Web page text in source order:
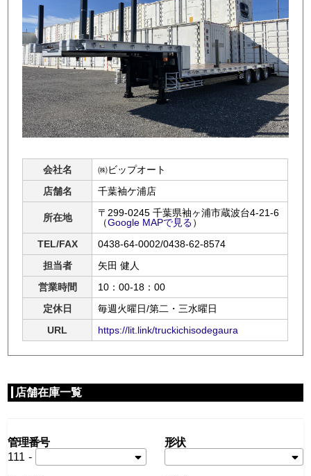
会社名
㈱ビップオート
店舗名
千葉袖ケ浦店
所在地
〒299-0245 千葉県袖ヶ浦市蔵波台4-21-6
（Google MAPで見る）
TEL/FAX
0438-64-0002/0438-62-8574
担当者
矢田 健人
営業時間
10：00-18：00
定休日
毎週火曜日/第二・三水曜日
URL
https://lit.link/truckichisodegaura
店舗在庫一覧
管理番号
111 -
形状